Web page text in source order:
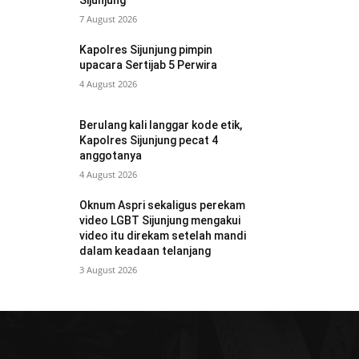
7 August 2026
Kapolres Sijunjung pimpin
upacara Sertijab 5 Perwira
4 August 2026
Berulang kali langgar kode etik,
Kapolres Sijunjung pecat 4
anggotanya
4 August 2026
Oknum Aspri sekaligus perekam
video LGBT Sijunjung mengakui
video itu direkam setelah mandi
dalam keadaan telanjang
3 August 2026